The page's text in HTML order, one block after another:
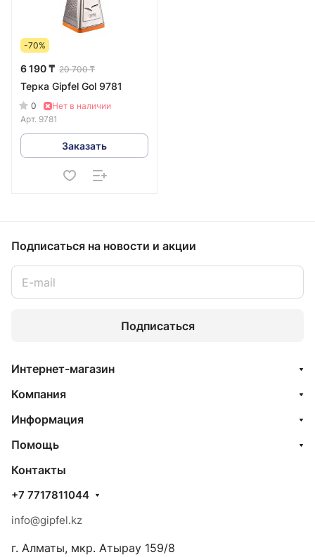
-70%
6 190 ₸ 20 700 ₸
Терка Gipfel Gol 9781
0
Нет в наличии
Арт. 9781
Заказать
Подписаться на новости и акции
Подписаться
Интернет-магазин
Компания
Информация
Помощь
Контакты
+7 7717811044
info@gipfel.kz
г. Алматы, мкр. Атырау 159/8